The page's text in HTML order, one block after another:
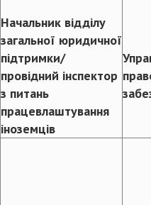
Начальник відділу
загальної юридичної
підтримки/
провідний інспектор
з питань
працевлаштування
іноземців